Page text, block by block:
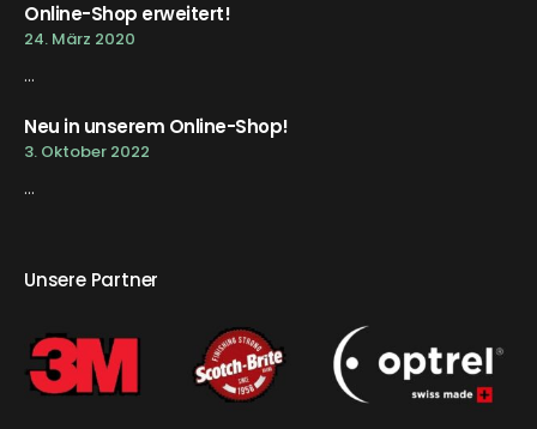
Online-Shop erweitert!
24. März 2020
...
Neu in unserem Online-Shop!
3. Oktober 2022
...
Unsere Partner